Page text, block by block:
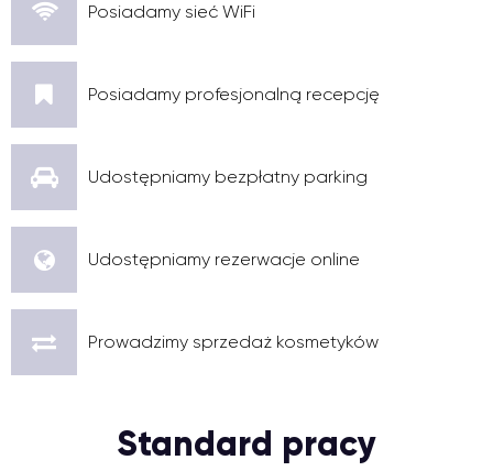
Posiadamy sieć WiFi
Posiadamy profesjonalną recepcję
Udostępniamy bezpłatny parking
Udostępniamy rezerwacje online
Prowadzimy sprzedaż kosmetyków
Standard pracy